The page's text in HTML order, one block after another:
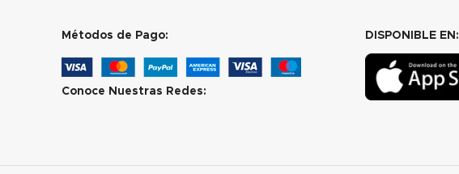
Métodos de Pago:
Conoce Nuestras Redes:
DISPONIBLE EN: